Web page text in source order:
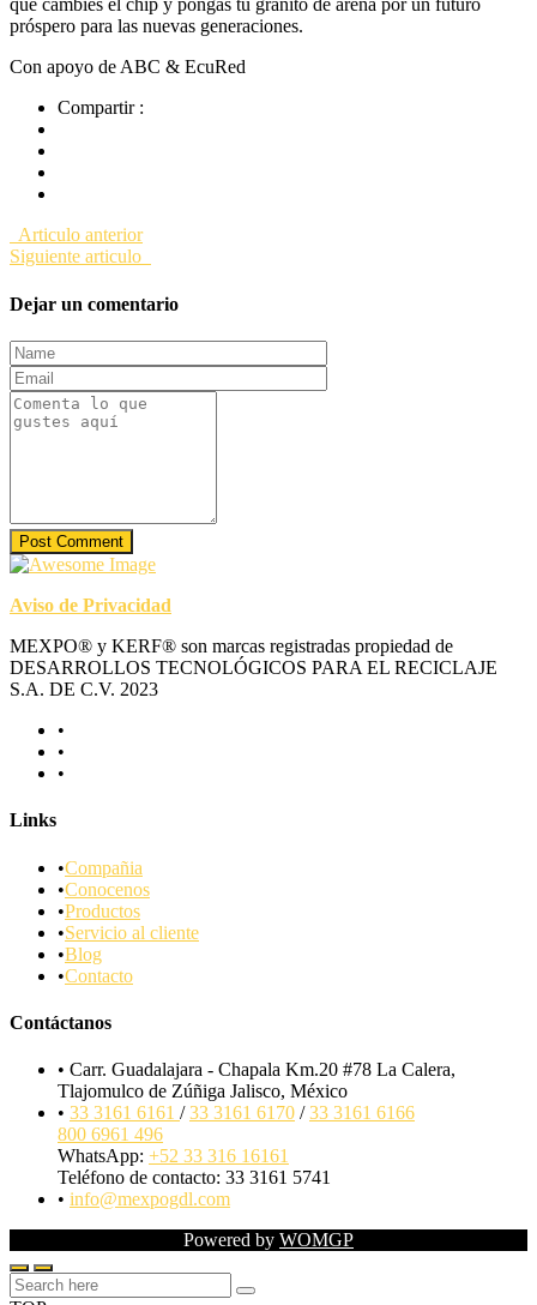
que cambies el chip y pongas tu granito de arena por un futuro
próspero para las nuevas generaciones.
Con apoyo de ABC & EcuRed
Compartir :
Articulo anterior
Siguiente articulo
Dejar un comentario
Post Comment
Aviso de Privacidad
MEXPO® y KERF® son marcas registradas propiedad de
DESARROLLOS TECNOLÓGICOS PARA EL RECICLAJE
S.A. DE C.V. 2023
Links
Compañia
Conocenos
Productos
Servicio al cliente
Blog
Contacto
Contáctanos
Carr. Guadalajara - Chapala Km.20 #78 La Calera,
Tlajomulco de Zúñiga Jalisco, México
33 3161 6161 /33 3161 6170 /33 3161 6166
800 6961 496
WhatsApp: +52 33 316 16161
Teléfono de contacto: 33 3161 5741
info@mexpogdl.com
Powered by WOMGP